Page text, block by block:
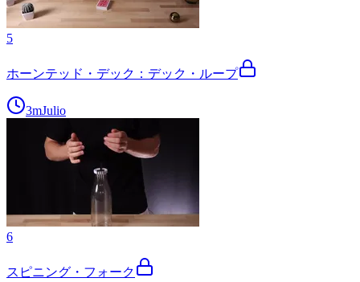
5
ホーンテッド・デック：デック・ループ
3mJulio
6
スピニング・フォーク